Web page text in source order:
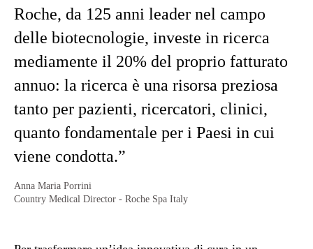
Roche, da 125 anni leader nel campo
delle biotecnologie, investe in ricerca
mediamente il 20% del proprio fatturato
annuo: la ricerca è una risorsa preziosa
tanto per pazienti, ricercatori, clinici,
quanto fondamentale per i Paesi in cui
viene condotta.”
Anna Maria Porrini
Country Medical Director - Roche Spa Italy